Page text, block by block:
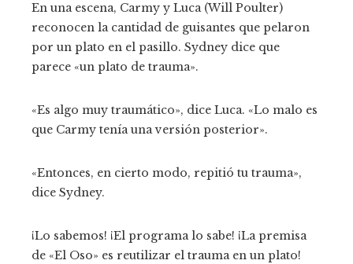
En una escena, Carmy y Luca (Will Poulter)
reconocen la cantidad de guisantes que pelaron
por un plato en el pasillo. Sydney dice que
parece «un plato de trauma».
«Es algo muy traumático», dice Luca. «Lo malo es
que Carmy tenía una versión posterior».
«Entonces, en cierto modo, repitió tu trauma»,
dice Sydney.
¡Lo sabemos! ¡El programa lo sabe! ¡La premisa
de «El Oso» es reutilizar el trauma en un plato!